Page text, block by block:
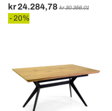
kr 24.284,78 kr 30.356,01
- 20%